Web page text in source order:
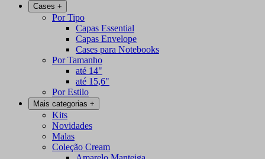
Cases +
Por Tipo
Capas Essential
Capas Envelope
Cases para Notebooks
Por Tamanho
até 14"
até 15,6"
Por Estilo
Mais categorias +
Kits
Novidades
Malas
Coleção Cream